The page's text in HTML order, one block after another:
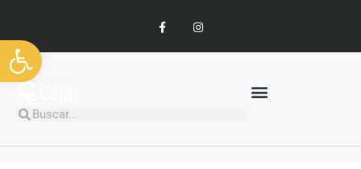
Abrir barra de herramientas